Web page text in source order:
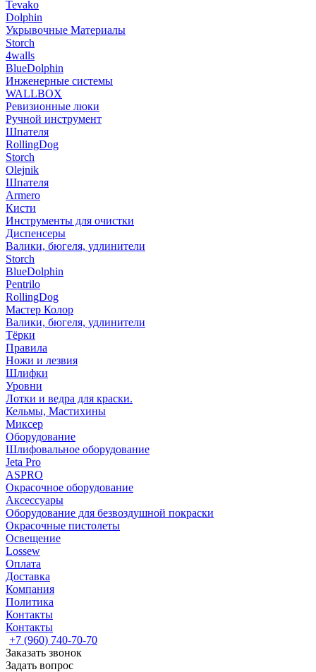
Tevako
Dolphin
Укрывочные Материалы
Storch
4walls
BlueDolphin
Инженерные системы
WALLBOX
Ревизионные люки
Ручной инструмент
Шпателя
RollingDog
Storch
Olejnik
Шпателя
Armero
Кисти
Инструменты для очистки
Диспенсеры
Валики, бюгеля, удлинители
Storch
BlueDolphin
Pentrilo
RollingDog
Мастер Колор
Валики, бюгеля, удлинители
Тёрки
Правила
Ножи и лезвия
Шлифки
Уровни
Лотки и ведра для краски.
Кельмы, Мастихины
Миксер
Оборудование
Шлифовальное оборудование
Jeta Pro
ASPRO
Окрасочное оборудование
Аксессуары
Оборудование для безвоздушной покраски
Окрасочные пистолеты
Освещение
Lossew
Оплата
Доставка
Компания
Политика
Контакты
Контакты
+7 (960) 740-70-70
Заказать звонок
Задать вопрос